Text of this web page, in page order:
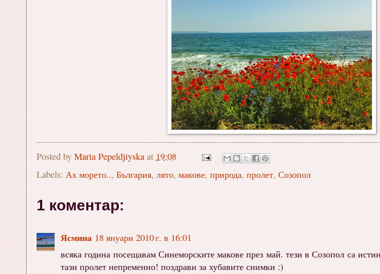
Posted by Maria Pepeldjiyska at 19:08
Labels: Ах морето.., България, лято, макове, природа, пролет, Созопол
1 коментар:
Ясмина 18 януари 2010 г. в 16:01
всяка година посещавам Синеморските макове през май. тези в Созопол са
тази пролет непременно! поздрави за хубавите снимки :)